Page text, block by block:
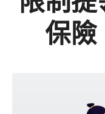
保險